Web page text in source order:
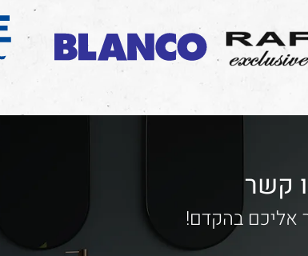
קשר
אליכם בהקדם!